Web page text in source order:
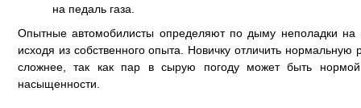
на педаль газа.
Опытные автомобилисты определяют по дыму неполадки на
исходя из собственного опыта. Новичку отличить нормальную
сложнее, так как пар в сырую погоду может быть
насыщенности.